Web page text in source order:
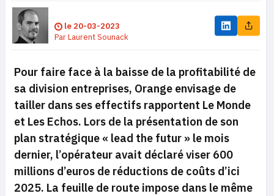
le 20-03-2023
ParLaurent Sounack
Pour faire face à la baisse de la profitabilité de
sa division entreprises, Orange envisage de
tailler dans ses effectifs rapportent Le Monde
et Les Echos. Lors de la présentation de son
plan stratégique « lead the futur » le mois
dernier, l’opérateur avait déclaré viser 600
millions d’euros de réductions de coûts d’ici
2025. La feuille de route impose dans le même